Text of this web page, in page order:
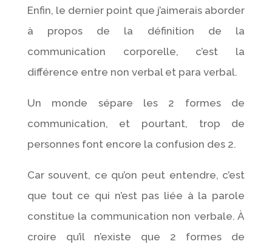
Enfin, le dernier point que j’aimerais aborder
à propos de la définition de la
communication corporelle, c’est la
différence entre non verbal et para verbal.
Un monde sépare les 2 formes de
communication, et pourtant, trop de
personnes font encore la confusion des 2.
Car souvent, ce qu’on peut entendre, c’est
que tout ce qui n’est pas liée à la parole
constitue la communication non verbale. À
croire qu’il n’existe que 2 formes de